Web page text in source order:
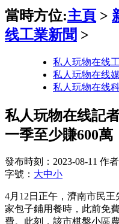
當時方位:主頁 >
线工業新聞 >
私人玩物在线
私人玩物在线
私人玩物在线
私人玩物在线記
一季至少賺600萬
發布時刻：2023-08-11 作
字號： 大中小
4月12日正午，濟南市民
家包子鋪用餐時，此前免
費。此刻，該市棋盤小區